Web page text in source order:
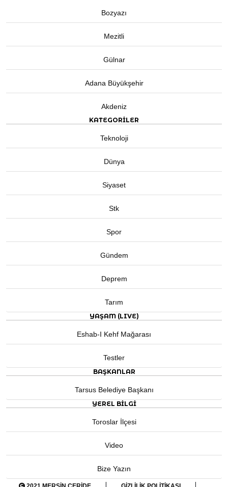
Bozyazı
Mezitli
Gülnar
Adana Büyükşehir
Akdeniz
KATEGORİLER
Teknoloji
Dünya
Siyaset
Stk
Spor
Gündem
Deprem
Tarım
YAŞAM (LIVE)
Eshab-I Kehf Mağarası
Testler
BAŞKANLAR
Tarsus Belediye Başkanı
YEREL BILGI
Toroslar İlçesi
Video
Bize Yazın